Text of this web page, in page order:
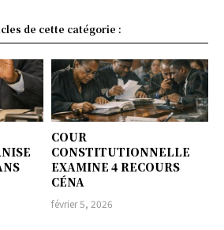
de cette catégorie :
COUR
CONSTITUTIONNELLE
EXAMINE 4 RECOURS
CÉNA
février 5, 2026